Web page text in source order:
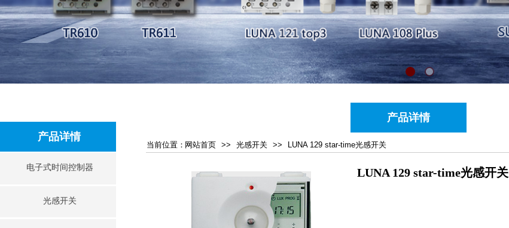
产品详情
产品详情
当前位​​置： 网站首页 >> 光感开关 >> LUNA 129 star-time光感开关
电子式时间控制器
光感开关
LUNA 129 star-time光感开关